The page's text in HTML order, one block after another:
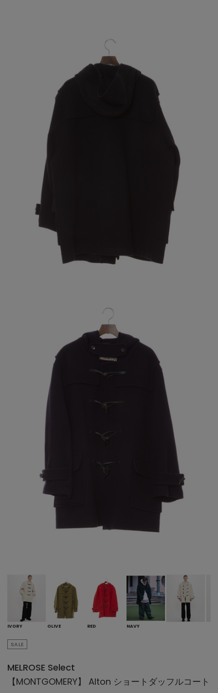
IVORY OLIVE RED NAVY
SALE
MELROSE Select
【MONTGOMERY】 Alton ショートダッフルコート